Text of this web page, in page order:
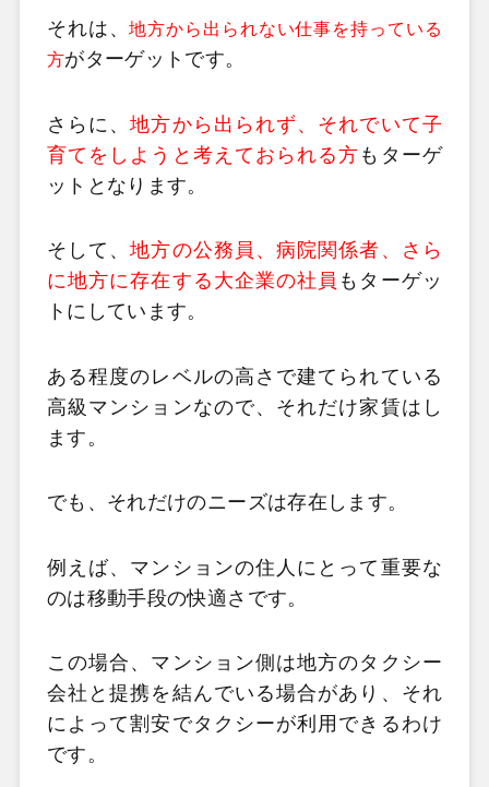
それは、地方から出られない仕事を持っている
方がターゲットです。
さらに、地方から出られず、それでいて子
育てをしようと考えておられる方 もターゲ
ットとなります。
そして、地方の公務員、病院関係者、さら
に地方に存在する大企業の社員 もターゲッ
トにしています。
ある程度のレベルの高さで建てられている
高級マンションなので、それだけ家賃はし
ます。
でも、それだけのニーズは存在します。
例えば、マンションの住人にとって重要な
のは移動手段の快適さです。
この場合、マンション側は地方のタクシー
会社と提携を結んでいる場合があり、それ
によって割安でタクシーが利用できるわけ
です。